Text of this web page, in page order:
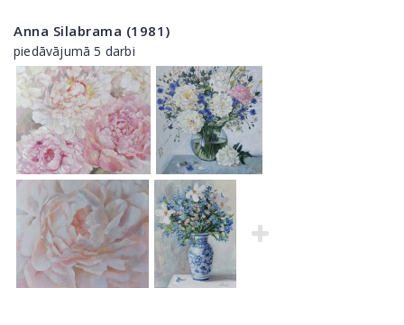
Anna Silabrama (1981)
piedāvājumā 5 darbi